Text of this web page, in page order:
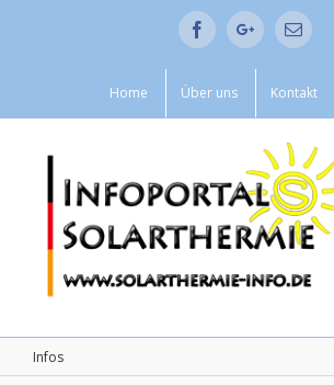
FacebookGoogle+Email
Home Über uns Kontakt
Infos